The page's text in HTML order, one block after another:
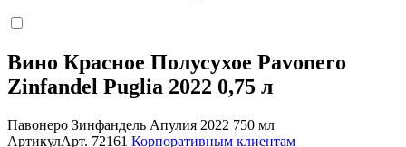
Вино Красное Полусухое Pavonero
Zinfandel Puglia 2022 0,75 л
Павонеро Зинфандель Апулия 2022 750 мл
АртикулАрт. 72161 Корпоративным клиентам